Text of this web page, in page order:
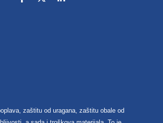
zaštitu od uragana, zaštitu obale od